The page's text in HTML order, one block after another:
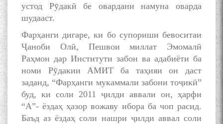
устод Рӯдакӣ бе овардани намуна оварда
шудааст.
Фарҳанги дигаре, ки бо супориши бевоситаи
Ҷаноби Олӣ, Пешвои миллат Эмомалӣ
Раҳмон дар Институти забон ва адабиёти ба
номи Рӯдакии АМИТ ба таҳияи он даст
заданд, “Фарҳанги мукаммали забони тоҷикӣ”
буд, ки соли 2011 ҷилди аввали он, ҳарфи
“А”- ёздаҳ ҳазор вожаву ибора ба чоп расид.
Баъд аз ёздаҳ соли нашри ҷилди аввал соли